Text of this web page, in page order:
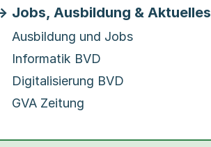
Jobs, Ausbildung & Aktuelles
Ausbildung und Jobs
Informatik BVD
Digitalisierung BVD
GVA Zeitung